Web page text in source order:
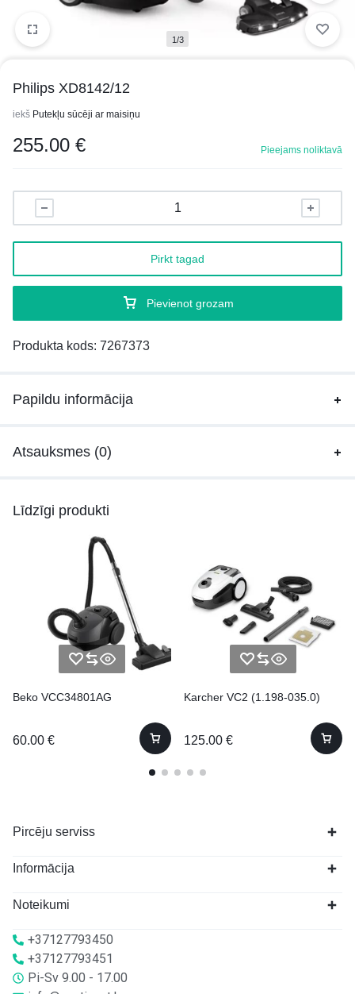
1/3
Philips XD8142/12
iekš Putekļu sūcēji ar maisiņu
255.00 € Pieejams noliktavā
Pievienot grozam
Pirkt tagad
Produkta kods: 7267373
Papildu informācija
Atsauksmes (0)
Līdzīgi produkti
Beko VCC34801AG
60.00 €
Karcher VC2 (1.198-035.0)
125.00 €
Pircēju serviss
Informācija
Noteikumi
+37127793450
+37127793451
Pi-Sv 9.00 - 17.00